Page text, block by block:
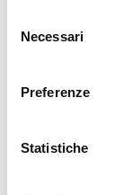
delNecessari
Preferenze
Statistiche